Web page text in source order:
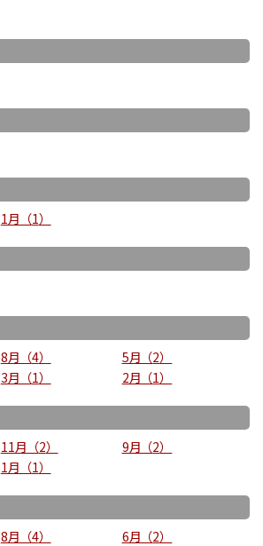
1月 1
8月 4 5月
2
3月 1 2月 1
11月 2 9月
2
1月 1
8月 4 6月
2